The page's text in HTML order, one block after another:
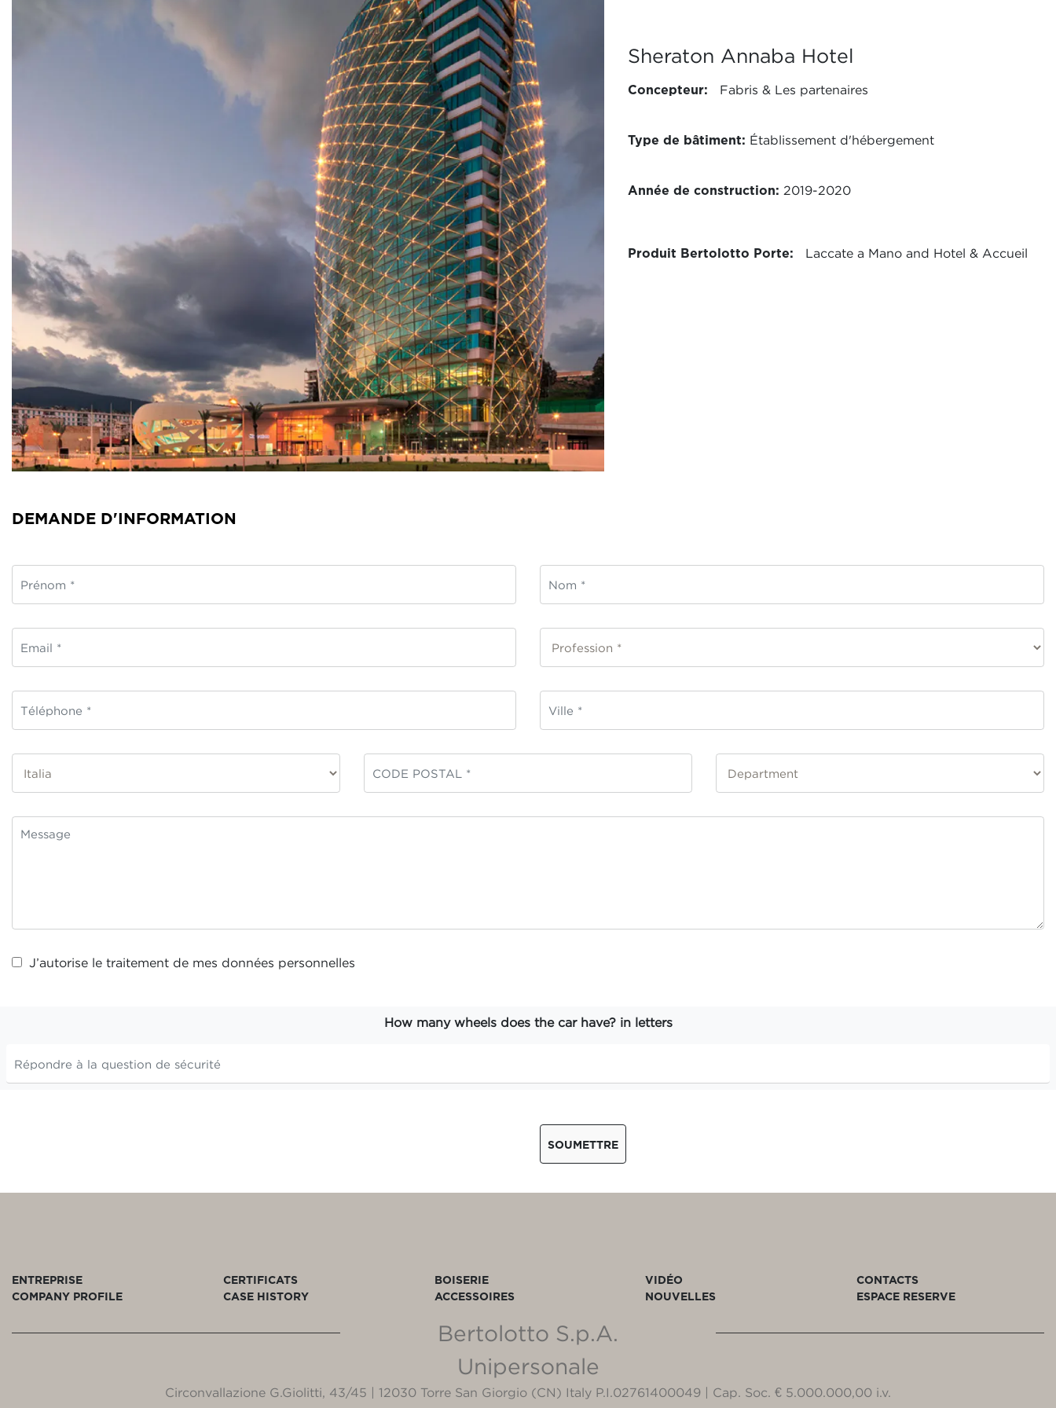
Sheraton Annaba Hotel
Concepteur: Fabris & Les partenaires
Type de bâtiment: Établissement d'hébergement
Année de construction: 2019-2020
Produit Bertolotto Porte: Laccate a Mano and Hotel & Accueil
DEMANDE D'INFORMATION
J’autorise le traitement de mes données personnelles
How many wheels does the car have? in letters
SOUMETTRE
ENTREPRISE
COMPANY PROFILE
CERTIFICATS
CASE HISTORY
BOISERIE
ACCESSOIRES
VIDÉO
NOUVELLES
CONTACTS
ESPACE RESERVE
Bertolotto S.p.A.
Unipersonale
Circonvallazione G.Giolitti, 43/45 | 12030 Torre San Giorgio (CN) Italy P.I.02761400049 | Cap. Soc. € 5.000.000,00 i.v.